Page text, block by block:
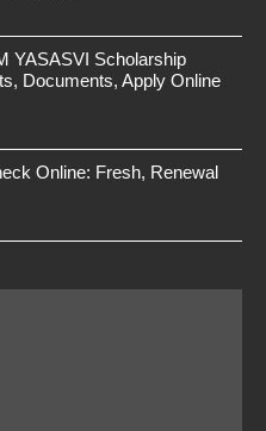
YASASVI Scholarship
Documents, Apply Online
Online: Fresh, Renewal